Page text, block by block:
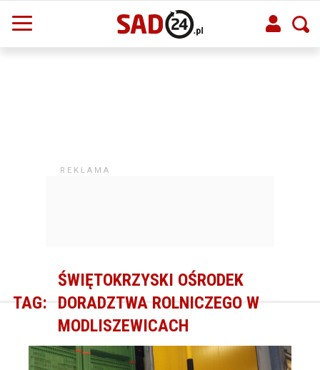
TAG:
ŚWIĘTOKRZYSKI OŚRODEK
DORADZTWA ROLNICZEGO W
MODLISZEWICACH